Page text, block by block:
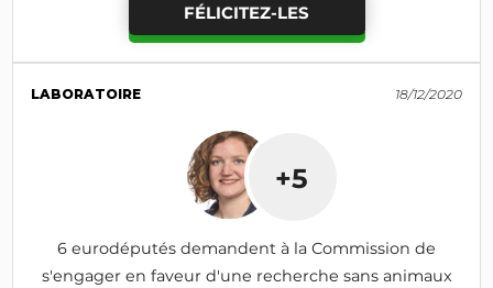
FÉLICITEZ-LES
LABORATOIRE 18/12/2020
+5
6 eurodéputés demandent à la Commission de
s'engager en faveur d'une recherche sans animaux